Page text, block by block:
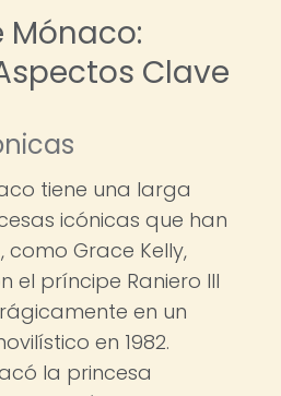
Mónaco:
Clave
tiene una larga
icónicas que han
Grace Kelly,
el príncipe Raniero III
en un
en 1982.
la princesa